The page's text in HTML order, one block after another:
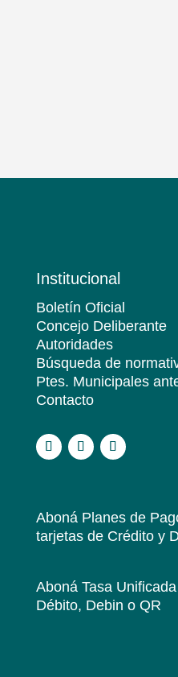
Institucional
Boletín Oficial
Concejo Deliberante
Autoridades
Búsqueda de
Ptes. Municipales
Contacto
Aboná Planes de
tarjetas de Crédito y
Aboná Tasa Unificada
Débito, Debin o QR